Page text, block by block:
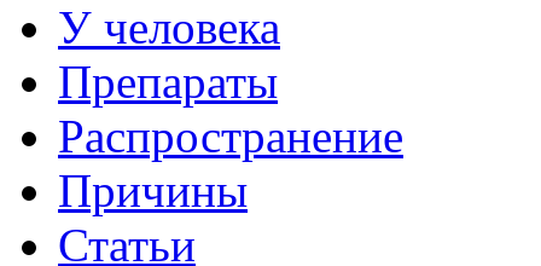
У человека
Препараты
Распространение
Причины
Статьи